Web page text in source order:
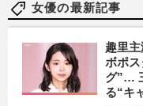
女優の最新記事
趣里
ボポ
グ”…
る“キ